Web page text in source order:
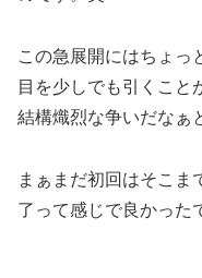
この急展開にはちょっ
目を少しでも引くこと
結構熾烈な争いだなぁ
まぁまだ初回はそこま
了って感じで良かった